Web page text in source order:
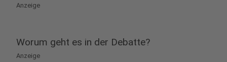
Anzeige
Worum geht es in der Debatte?
Anzeige